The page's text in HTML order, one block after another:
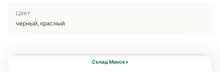
Цвет
черный, красный
Склад Минск+